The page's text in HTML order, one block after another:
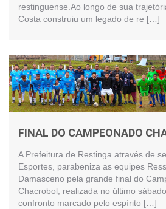
restinguense.Ao longo de sua
Costa construiu um legado de re […]
FINAL DO CAMPEONADO
A Prefeitura de Restinga através de
Esportes, parabeniza as equipes
Damasceno pela grande final do
Chacrobol, realizada no último
confronto marcado pelo espírito […]